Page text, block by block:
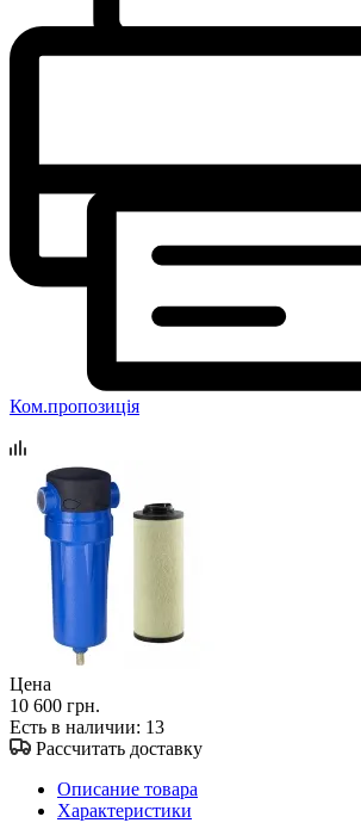
Ком.пропозиція
Цена
10 600 грн.
Есть в наличии: 13
Рассчитать доставку
Описание товара
Характеристики